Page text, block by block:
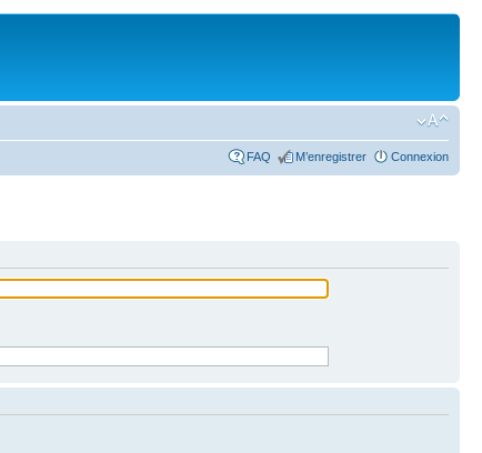
FAQ M’enregistrer Connexion